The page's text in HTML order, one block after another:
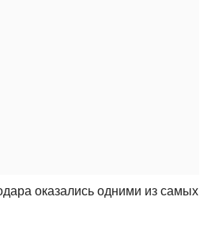
оказались одними из самых